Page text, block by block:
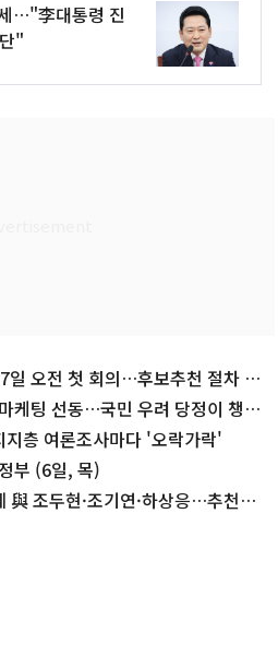
…"李대통령 진
"
일 오전 첫 회의…후보추천 절차 착
케팅 선동…국민 우려 당정이 챙길
지층 여론조사마다 '오락가락'
부 (6일, 목)
조두현·조기연·하상응…추천